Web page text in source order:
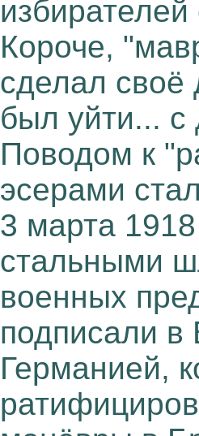
избирателей
Короче,
сделал своё
был уйти... с
Поводом к
эсерами
3 марта
стальными
военных
подписали в
Германией,